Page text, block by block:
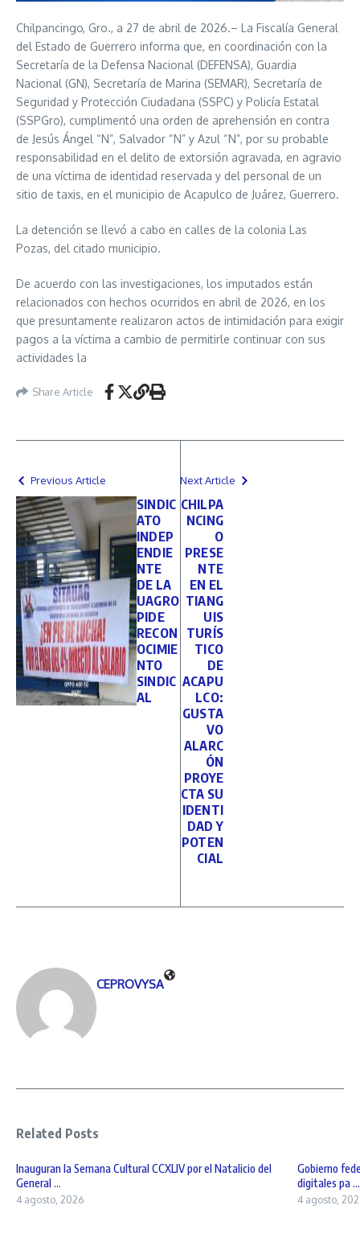
Chilpancingo, Gro., a 27 de abril de 2026.– La Fiscalía General
del Estado de Guerrero informa que, en coordinación con la
Secretaría de la Defensa Nacional (DEFENSA), Guardia
Nacional (GN), Secretaría de Marina (SEMAR), Secretaría de
Seguridad y Protección Ciudadana (SSPC) y Policía Estatal
(SSPGro), cumplimentó una orden de aprehensión en contra
de Jesús Ángel “N”, Salvador “N” y Azul “N”, por su probable
responsabilidad en el delito de extorsión agravada, en agravio
de una víctima de identidad reservada y del personal de un
sitio de taxis, en el municipio de Acapulco de Juárez, Guerrero.
La detención se llevó a cabo en calles de la colonia Las
Pozas, del citado municipio.
De acuerdo con las investigaciones, los imputados están
relacionados con hechos ocurridos en abril de 2026, en los
que presuntamente realizaron actos de intimidación para exigir
pagos a la víctima a cambio de permitirle continuar con sus
actividades la
Share Article
Previous Article
SINDIC
ATO
INDEP
ENDIE
NTE
DE LA
UAGRO
PIDE
RECON
OCIMIE
NTO
SINDIC
AL
Next Article
CHILPA
NCING
O
PRESE
NTE
EN EL
TIANG
UIS
TURÍS
TICO
DE
ACAPU
LCO:
GUSTA
VO
ALARC
ÓN
PROYE
CTA SU
IDENTI
DAD Y
POTEN
CIAL
CEPROVYSA
Related Posts
Inauguran la Semana Cultural CCXLIV por el Natalicio del
General ...
4 agosto, 2026
Gobierno
digitales pa ...
4 agosto,